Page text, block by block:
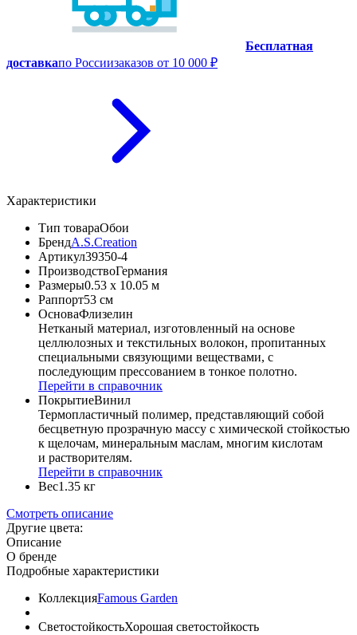
Бесплатная
доставкапо Россиизаказов от 10 000 ₽
Характеристики
Тип товараОбои
БрендA.S.Creation
Артикул39350-4
ПроизводствоГермания
Размеры0.53 x 10.05 м
Раппорт53 см
ОсноваФлизелин
Нетканый материал, изготовленный на основе
целлюлозных и текстильных волокон, пропитанных
специальными связующими веществами, с
последующим прессованием в тонкое полотно.
Перейти в справочник
ПокрытиеВинил
Термопластичный полимер, представляющий собой
бесцветную прозрачную массу с химической стойкостью
к щелочам, минеральным маслам, многим кислотам
и растворителям.
Перейти в справочник
Вес1.35 кг
Смотреть описание
Другие цвета:
Описание
О бренде
Подробные характеристики
КоллекцияFamous Garden
СветостойкостьХорошая светостойкость